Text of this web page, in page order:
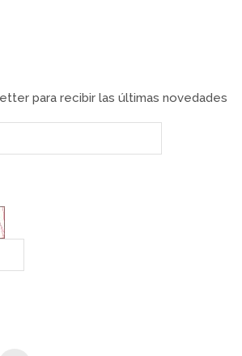
para recibir las últimas novedades